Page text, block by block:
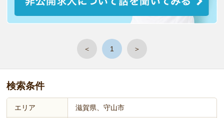
＜ 1 ＞
検索条件
エリア 滋賀県、守山市